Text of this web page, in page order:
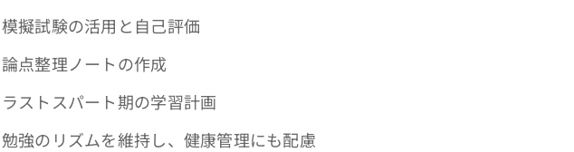
擬試験の活用と自己評価
点整理ノートの作成
ストスパート期の学習計画
強のリズムを維持し、健康管理にも配慮